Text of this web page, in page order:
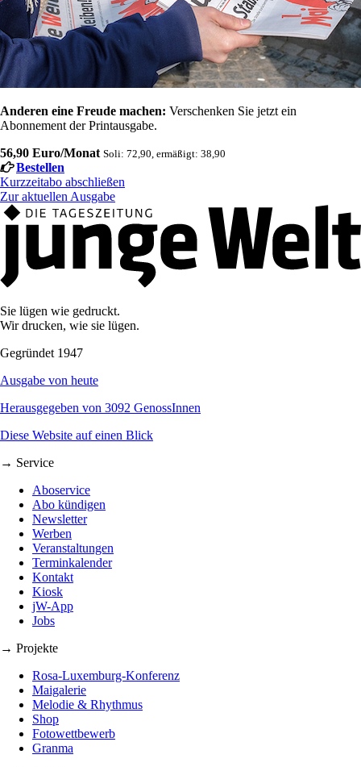
Anderen eine Freude machen: Verschenken Sie jetzt ein
Abonnement der Printausgabe.
56,90 Euro/Monat Soli: 72,90, ermäßigt: 38,90
Bestellen
Kurzzeitabo abschließen
Zur aktuellen Ausgabe
Sie lügen wie gedruckt.
Wir drucken, wie sie lügen.
Gegründet 1947
Ausgabe von heute
Herausgegeben von 3092 GenossInnen
Diese Website auf einen Blick
→ Service
Aboservice
Abo kündigen
Newsletter
Werben
Veranstaltungen
Terminkalender
Kontakt
Kiosk
jW-App
Jobs
→ Projekte
Rosa-Luxemburg-Konferenz
Maigalerie
Melodie & Rhythmus
Shop
Fotowettbewerb
Granma